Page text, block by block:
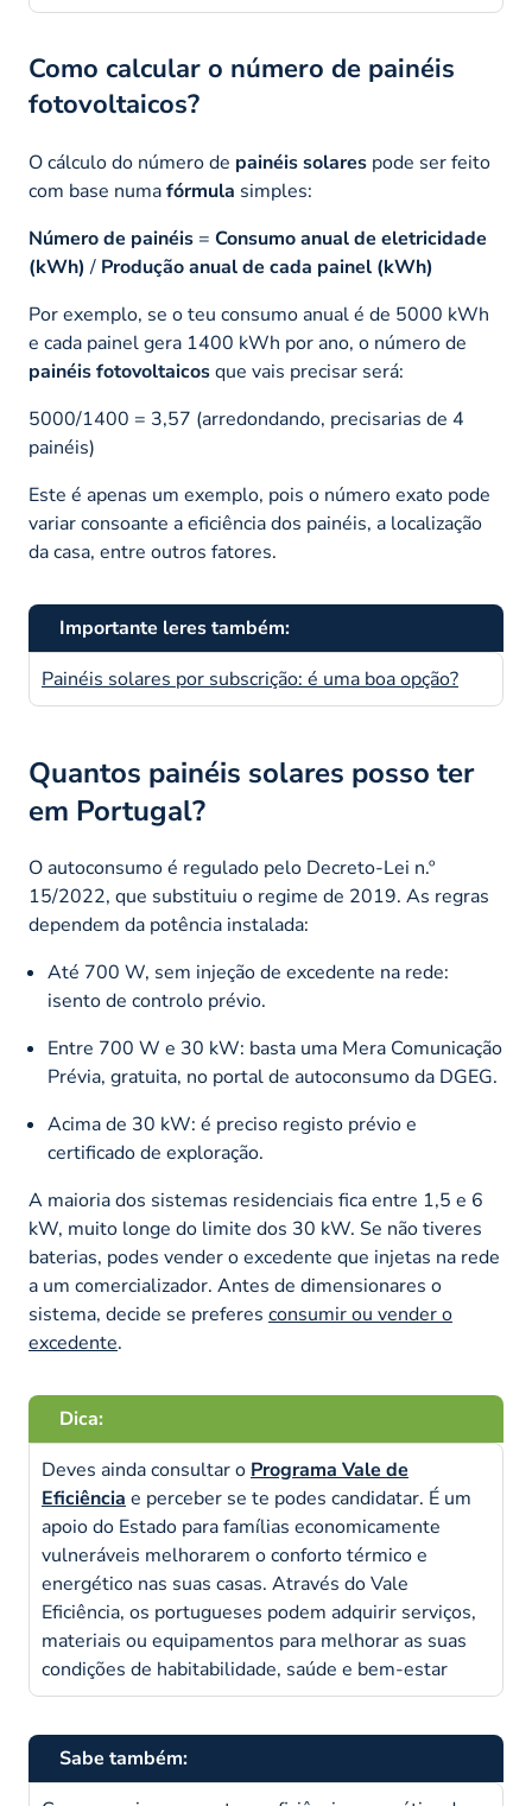
Como calcular o número de painéis
fotovoltaicos?
O cálculo do número de painéis solares pode ser feito
com base numafórmula simples:
Número de painéis = Consumo anual de eletricidade
(kWh)/ Produção anual de cada painel (kWh)
Por exemplo, se o teu consumo anual é de 5000 kWh
e cada painel gera 1400 kWh por ano, o número de
painéis fotovoltaicosque vais precisar será:
5000/1400 = 3,57 (arredondando, precisarias de 4
painéis)
Este é apenas um exemplo, pois o número exato pode
variar consoante a eficiência dos painéis, a localização
da casa, entre outros fatores.
Importante leres também:
Painéis solares por subscrição: é uma boa opção?
Quantos painéis solares posso ter
em Portugal?
O autoconsumo é regulado pelo Decreto-Lei n.º
15/2022, que substituiu o regime de 2019. As regras
dependem da potência instalada:
Até 700 W, sem injeção de excedente na rede:
isento de controlo prévio.
Entre 700 W e 30 kW: basta uma Mera Comunicação
Prévia, gratuita, no portal de autoconsumo da DGEG.
Acima de 30 kW: é preciso registo prévio e
certificado de exploração.
A maioria dos sistemas residenciais fica entre 1,5 e 6
kW, muito longe do limite dos 30 kW. Se não tiveres
baterias, podes vender o excedente que injetas na rede
a um comercializador. Antes de dimensionares o
sistema, decide se preferes consumir ou vender o
excedente.
Dica:
Deves ainda consultar o Programa Vale de
Eficiência e perceber se te podes candidatar. É um
apoio do Estado para famílias economicamente
vulneráveis melhorarem o conforto térmico e
energético nas suas casas. Através do Vale
Eficiência, os portugueses podem adquirir serviços,
materiais ou equipamentos para melhorar as suas
condições de habitabilidade, saúde e bem-estar
Sabe também: